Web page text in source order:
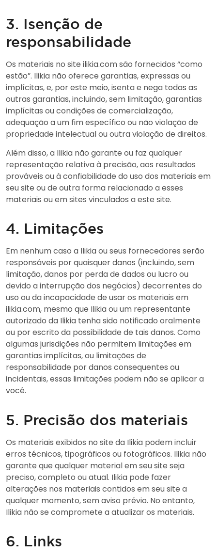
3. Isenção de
responsabilidade
Os materiais no site ilikia.com são fornecidos “como
estão”. Ilikia não oferece garantias, expressas ou
implícitas, e, por este meio, isenta e nega todas as
outras garantias, incluindo, sem limitação, garantias
implícitas ou condições de comercialização,
adequação a um fim específico ou não violação de
propriedade intelectual ou outra violação de direitos.
Além disso, a Ilikia não garante ou faz qualquer
representação relativa à precisão, aos resultados
prováveis ou à confiabilidade do uso dos materiais em
seu site ou de outra forma relacionado a esses
materiais ou em sites vinculados a este site.
4. Limitações
Em nenhum caso a Ilikia ou seus fornecedores serão
responsáveis por quaisquer danos (incluindo, sem
limitação, danos por perda de dados ou lucro ou
devido a interrupção dos negócios) decorrentes do
uso ou da incapacidade de usar os materiais em
ilikia.com, mesmo que Ilikia ou um representante
autorizado da Ilikia tenha sido notificado oralmente
ou por escrito da possibilidade de tais danos. Como
algumas jurisdições não permitem limitações em
garantias implícitas, ou limitações de
responsabilidade por danos consequentes ou
incidentais, essas limitações podem não se aplicar a
você.
5. Precisão dos materiais
Os materiais exibidos no site da Ilikia podem incluir
erros técnicos, tipográficos ou fotográficos. Ilikia não
garante que qualquer material em seu site seja
preciso, completo ou atual. Ilikia pode fazer
alterações nos materiais contidos em seu site a
qualquer momento, sem aviso prévio. No entanto,
Ilikia não se compromete a atualizar os materiais.
6. Links